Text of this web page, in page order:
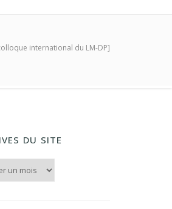
international du LM-DP]
DU SITE
du Site